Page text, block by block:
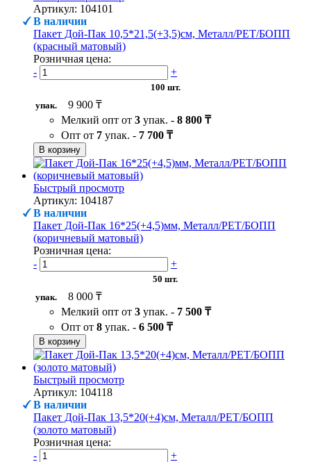
Артикул: 104101
В наличии
Пакет Дой-Пак 10,5*21,5(+3,5)см, Металл/PET/БОПП
(красный матовый)
Розничная цена:
-
+
100 шт.
упак.
9 900 ₸
Мелкий опт от 3 упак. - 8 800 ₸
Опт от 7 упак. - 7 700 ₸
В корзину
Быстрый просмотр
Артикул: 104187
В наличии
Пакет Дой-Пак 16*25(+4,5)мм, Металл/PET/БОПП
(коричневый матовый)
Розничная цена:
-
+
50 шт.
упак.
8 000 ₸
Мелкий опт от 3 упак. - 7 500 ₸
Опт от 8 упак. - 6 500 ₸
В корзину
Быстрый просмотр
Артикул: 104118
В наличии
Пакет Дой-Пак 13,5*20(+4)см, Металл/PET/БОПП
(золото матовый)
Розничная цена:
-
+